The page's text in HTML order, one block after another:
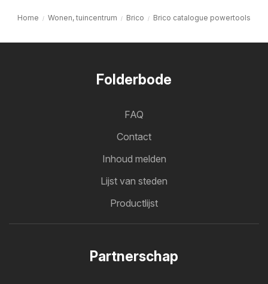
Home Wonen, tuincentrum Brico Brico catalogue powertools
Folderbode
FAQ
Contact
Inhoud melden
Lijst van steden
Productlijst
Partnerschap